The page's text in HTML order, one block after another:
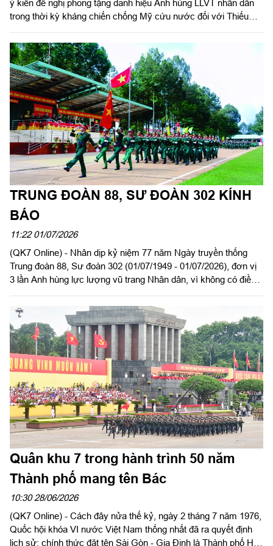
ý kiến đề nghị phong tặng danh hiệu Anh hùng LLVT nhân dân
trong thời kỳ kháng chiến chống Mỹ cứu nước đối với Thiếu
Dự hội thảo có các đồng chí nguyên lãnh đạo, chỉ huy Sư đoàn
7 qua các thời kỳ; đại diện Phòng Chính trị Trường Sĩ quan Lục
quân 2; Ban Liên lạc truyền thống Sư đoàn 7, Trung đoàn 141
miền Đông Nam Bộ; cựu chiến binh (CCB) từng trực tiếp chiến
đấu, công tác cùng Thiếu tướng Nguyễn Ngọc Doanh và đại
diện các cơ quan của Sư đoàn.
TRUNG ĐOÀN 88, SƯ ĐOÀN 302 KÍNH
BÁO
11:22 01/07/2026
(QK7 Online) - Nhân dịp kỷ niệm 77 năm Ngày truyền thống
Trung đoàn 88, Sư đoàn 302 (01/07/1949 - 01/07/2026), đơn vị
3 lần Anh hùng lực lượng vũ trang Nhân dân, vì không có điều
đoàn trân trọng gửi tới các đồng chí sĩ quan, quân nhân chuyên
nghiệp, công nhân viên quốc phòng, hạ sĩ quan - binh sĩ, các
đồng chí thương binh, bệnh binh, gia đình liệt sĩ, các đồng chí
đã nghỉ hưu, phục viên, xuất ngũ, chuyển ngành đã công tác tại
Trung đoàn qua các thời kỳ lời thăm hỏi ân cần, thân thiết nhất.
Kính chúc các đồng chí và gia đình mạnh khỏe, hạnh phúc, tiếp
tục phát huy truyền thống đơn vị Anh hùng lực lượng vũ trang
Nhân dân trên mọi lĩnh vực công tác.
Quân khu 7 trong hành trình 50 năm
Thành phố mang tên Bác
10:30 28/06/2026
(QK7 Online) - Cách đây nửa thế kỷ, ngày 2 tháng 7 năm 1976,
Quốc hội khóa VI nước Việt Nam thống nhất đã ra quyết định
lịch sử: chính thức đặt tên Sài Gòn - Gia Định là Thành phố Hồ